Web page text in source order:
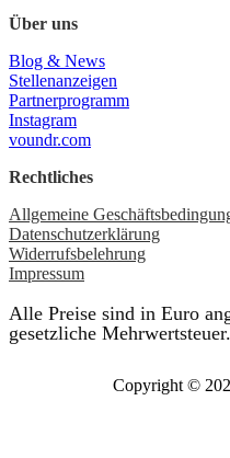
Über uns
Blog & News
Stellenanzeigen
Partnerprogramm
Instagram
voundr.com
Rechtliches
Allgemeine
Datenschutzerklärung
Widerrufsbelehrung
Impressum
Alle Preise sind in Euro
gesetzliche Mehrwertsteuer.
Copyright ©